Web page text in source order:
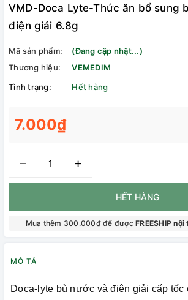
VMD-Doca Lyte-Thức ăn bổ sung
điện giải 6.8g
Mã sản phẩm:
(Đang cập nhật...)
Thương hiệu:
VEMEDIM
Tình trạng:
Hết hàng
7.000₫
– +
HẾT HÀNG
Mua thêm 300.000₫ để đượcFREESHIP
MÔ TẢ
Doca-lyte bù nước và điện giải cấp tốc